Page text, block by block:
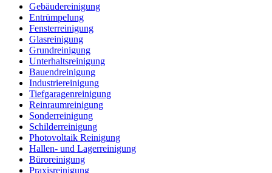
Gebäudereinigung
Entrümpelung
Fensterreinigung
Glasreinigung
Grundreinigung
Unterhaltsreinigung
Bauendreinigung
Industriereinigung
Tiefgaragenreinigung
Reinraumreinigung
Sonderreinigung
Schilderreinigung
Photovoltaik Reinigung
Hallen- und Lagerreinigung
Büroreinigung
Praxisreinigung